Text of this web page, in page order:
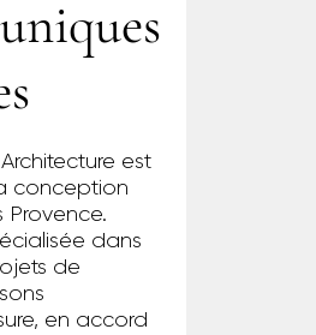
uniques
est
conception
Provence.
dans
de
en accord